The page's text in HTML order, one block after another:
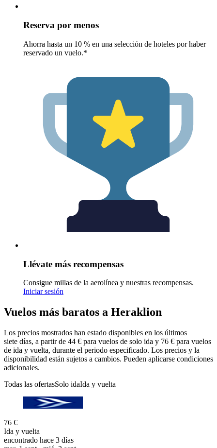
Reserva por menos
Ahorra hasta un 10 % en una selección de hoteles por haber
reservado un vuelo.*
Llévate más recompensas
Consigue millas de la aerolínea y nuestras recompensas.
Iniciar sesión
Vuelos más baratos a Heraklion
Los precios mostrados han estado disponibles en los últimos
siete días, a partir de 44 € para vuelos de solo ida y 76 € para vuelos
de ida y vuelta, durante el periodo especificado. Los precios y la
disponibilidad están sujetos a cambios. Pueden aplicarse condiciones
adicionales.
Todas las ofertasSolo idaIda y vuelta
76 €
Ida y vuelta
encontrado hace 3 días